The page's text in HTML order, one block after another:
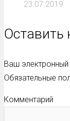
23.07.2019
Оставить
Ваш электронный
Обязательные
Комментарий